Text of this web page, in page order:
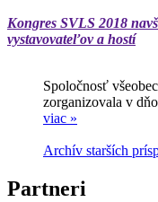
Kongres SVLS 2018
vystavovateľov a hostí
Spoločnosť
zorganizovala v
viac »
Archív starších
Partneri